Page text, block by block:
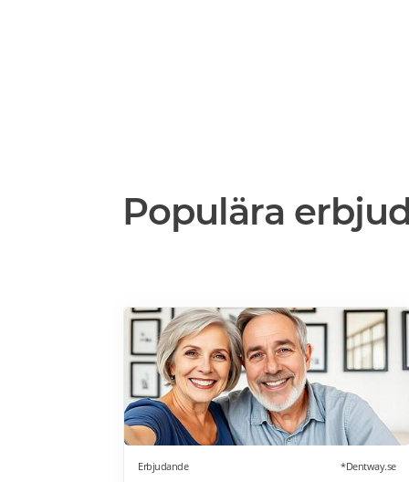
Populära
Erbjudande *Dentway.se